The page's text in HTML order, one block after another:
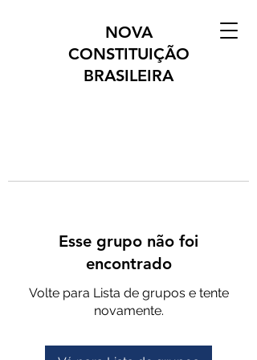
NOVA
CONSTITUIÇÃO
BRASILEIRA
Esse grupo não foi
encontrado
Volte para Lista de grupos e tente
novamente.